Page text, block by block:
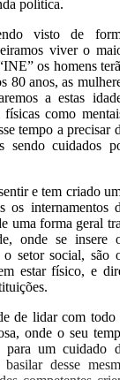
política.
visto de forma
viver o maior
os homens terão
80 anos, as mulheres
a estas idades
físicas como mentais;
tempo a precisar de
sendo cuidados por
e tem criado uma
os internamentos de
uma forma geral traz
onde se insere os
setor social, são os
estar físico, e direi
de lidar com todo o
onde o seu tempo
para um cuidado de
desse mesmo